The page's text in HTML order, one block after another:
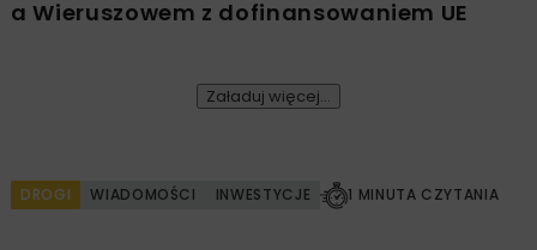
a Wieruszowem z dofinansowaniem UE
Załaduj więcej...
DROGI WIADOMOŚCI INWESTYCJE 1 MINUTA CZYTANIA